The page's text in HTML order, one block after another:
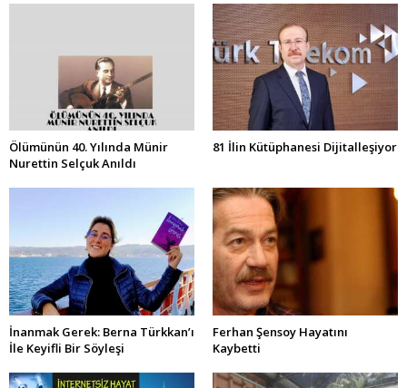
Ölümünün 40. Yılında Münir
Nurettin Selçuk Anıldı
81 İlin Kütüphanesi Dijitalleşiyor
İnanmak Gerek: Berna Türkkan’ı
İle Keyifli Bir Söyleşi
Ferhan Şensoy Hayatını
Kaybetti